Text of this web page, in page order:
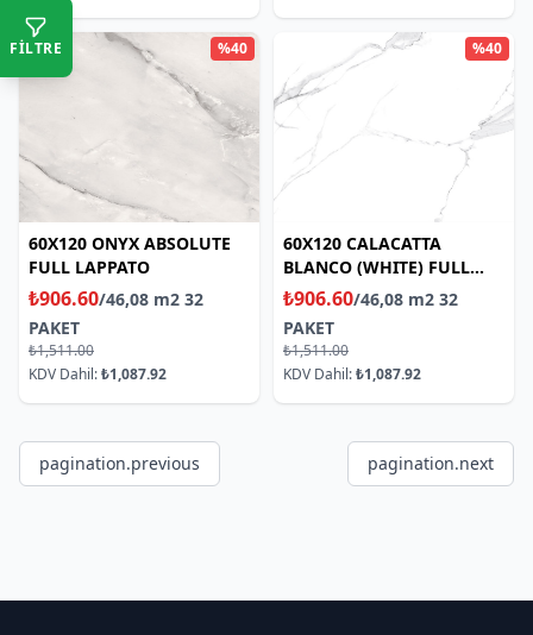
FİLTRE %40
60X120 ONYX ABSOLUTE
FULL LAPPATO
₺906.60/46,08 m2 32
PAKET
₺1,511.00
KDV Dahil:₺1,087.92
%40
60X120 CALACATTA
BLANCO (WHITE) FULL
LAPPATO
₺906.60/46,08 m2 32
PAKET
₺1,511.00
KDV Dahil:₺1,087.92
pagination.previous pagination.next